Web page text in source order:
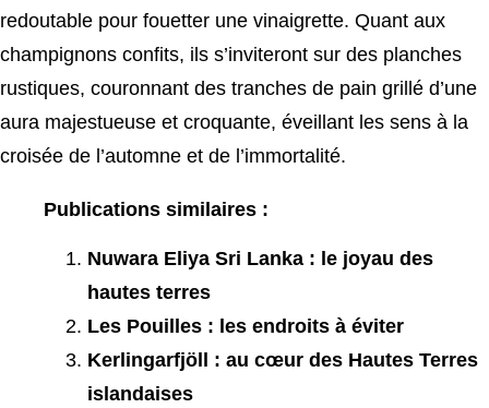
redoutable pour fouetter une vinaigrette. Quant aux
champignons confits, ils s’inviteront sur des planches
rustiques, couronnant des tranches de pain grillé d’une
aura majestueuse et croquante, éveillant les sens à la
croisée de l’automne et de l’immortalité.
Publications similaires :
Nuwara Eliya Sri Lanka : le joyau des
hautes terres
Les Pouilles : les endroits à éviter
Kerlingarfjöll : au cœur des Hautes Terres
islandaises